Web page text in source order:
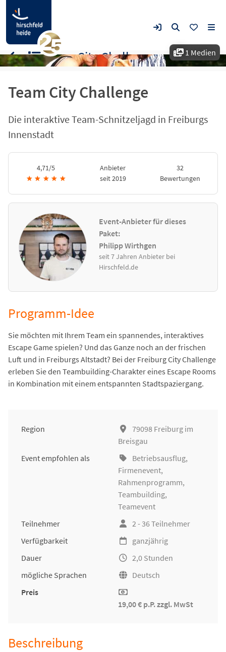
1 Medien
Team City Challenge
Die interaktive Team-Schnitzeljagd in Freiburgs
Innenstadt
4,71/5
★ ★ ★ ★ ★
Anbieter
seit 2019
32
Bewertungen
Event-Anbieter für dieses
Paket:
Philipp Wirthgen
seit 7 Jahren Anbieter bei
Hirschfeld.de
Team City Challenge
Programm-Idee
Sie möchten mit Ihrem Team ein spannendes, interaktives
Escape Game spielen? Und das Ganze noch an der frischen
Luft und in Freiburgs Altstadt? Bei der Freiburg City Challenge
erleben Sie den Teambuilding-Charakter eines Escape Rooms
in Kombination mit einem entspannten Stadtspaziergang.
Region
79098 Freiburg im
Breisgau
Event empfohlen als
Betriebsausflug,
Firmenevent,
Rahmenprogramm,
Teambuilding,
Teamevent
Teilnehmer
2 - 36 Teilnehmer
Verfügbarkeit
ganzjährig
Dauer
2,0 Stunden
mögliche Sprachen
Deutsch
Preis
19,00 € p.P. zzgl. MwSt
Beschreibung